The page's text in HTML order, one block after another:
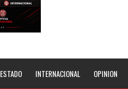
ESTADO INTERNACIONAL OPINION